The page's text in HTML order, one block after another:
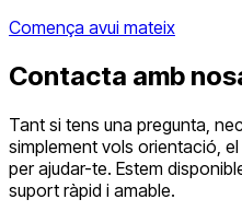
Comença avui mateix
Contacta amb
Tant si tens una pregunta,
simplement vols orientació,
per ajudar-te. Estem
suport ràpid i amable.